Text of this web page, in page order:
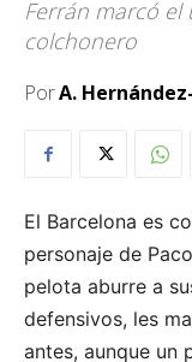
Ferrán marcó el
colchonero
PorA.
El Barcelona es
personaje de
pelota aburre a
defensivos, les
antes, aunque un